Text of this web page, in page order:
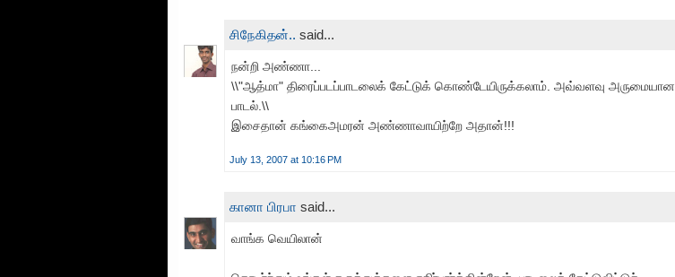
சிநேகிதன்.. said...
நன்றி அண்ணா...
\\"ஆத்மா" திரைப்படப்பாடலைக் கேட்டுக் கொண்டேயிருக்கலாம். அவ்வளவு அருமையான
பாடல்.\\
இசைதான் கங்கைஅமரன் அண்ணாவாயிற்றே அதான்!!!
July 13, 2007 at 10:16 PM
கானா பிரபா said...
வாங்க வெயிலான்